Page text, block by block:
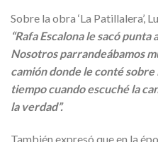
Sobre la obra ‘La Patillalera’,
“Rafa Escalona le sacó
Nosotros parrandeábamos
camión donde le conté sobre
tiempo cuando escuché la
la verdad”.
También expresó que en la